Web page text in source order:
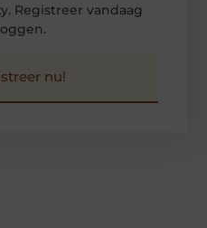
Registreer vandaag
nu!